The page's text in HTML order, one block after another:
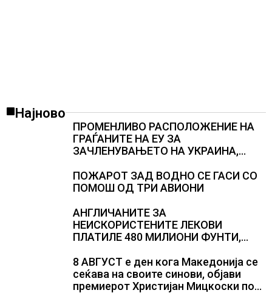
Најново
ПРОМЕНЛИВО РАСПОЛОЖЕНИЕ НА
ГРАЃАНИТЕ НА ЕУ ЗА
ЗАЧЛЕНУВАЊЕТО НА УКРАИНА,
Полска, Франција и Германија
ПОЖАРОТ ЗАД ВОДНО СЕ ГАСИ СО
ПОМОШ ОД ТРИ АВИОНИ
АНГЛИЧАНИТЕ ЗА
НЕИСКОРИСТЕНИТЕ ЛЕКОВИ
ПЛАТИЛЕ 480 МИЛИОНИ ФУНТИ,
само лекови што навистина им се
потребни
8 АВГУСТ е ден кога Македонија се
сеќава на своите синови, објави
премиерот Христијан Мицкоски по